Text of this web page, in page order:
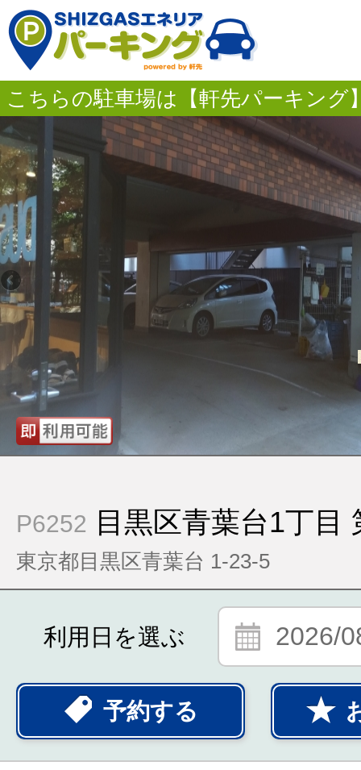
こちらの駐車場は【軒先パーキング
P6252 目黒区青葉台1丁目
東京都目黒区青葉台 1-23-5
利用日を選ぶ 2026/
予約する